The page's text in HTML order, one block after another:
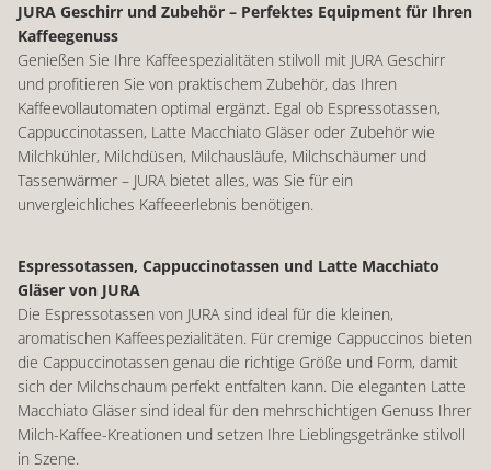
JURA Geschirr und Zubehör – Perfektes Equipment für Ihren
Kaffeegenuss
Genießen Sie Ihre Kaffeespezialitäten stilvoll mit JURA Geschirr
und profitieren Sie von praktischem Zubehör, das Ihren
Kaffeevollautomaten optimal ergänzt. Egal ob Espressotassen,
Cappuccinotassen, Latte Macchiato Gläser oder Zubehör wie
Milchkühler, Milchdüsen, Milchausläufe, Milchschäumer und
Tassenwärmer – JURA bietet alles, was Sie für ein
unvergleichliches Kaffeeerlebnis benötigen.
Espressotassen, Cappuccinotassen und Latte Macchiato
Gläser von JURA
Die Espressotassen von JURA sind ideal für die kleinen,
aromatischen Kaffeespezialitäten. Für cremige Cappuccinos bieten
die Cappuccinotassen genau die richtige Größe und Form, damit
sich der Milchschaum perfekt entfalten kann. Die eleganten Latte
Macchiato Gläser sind ideal für den mehrschichtigen Genuss Ihrer
Milch-Kaffee-Kreationen und setzen Ihre Lieblingsgetränke stilvoll
in Szene.